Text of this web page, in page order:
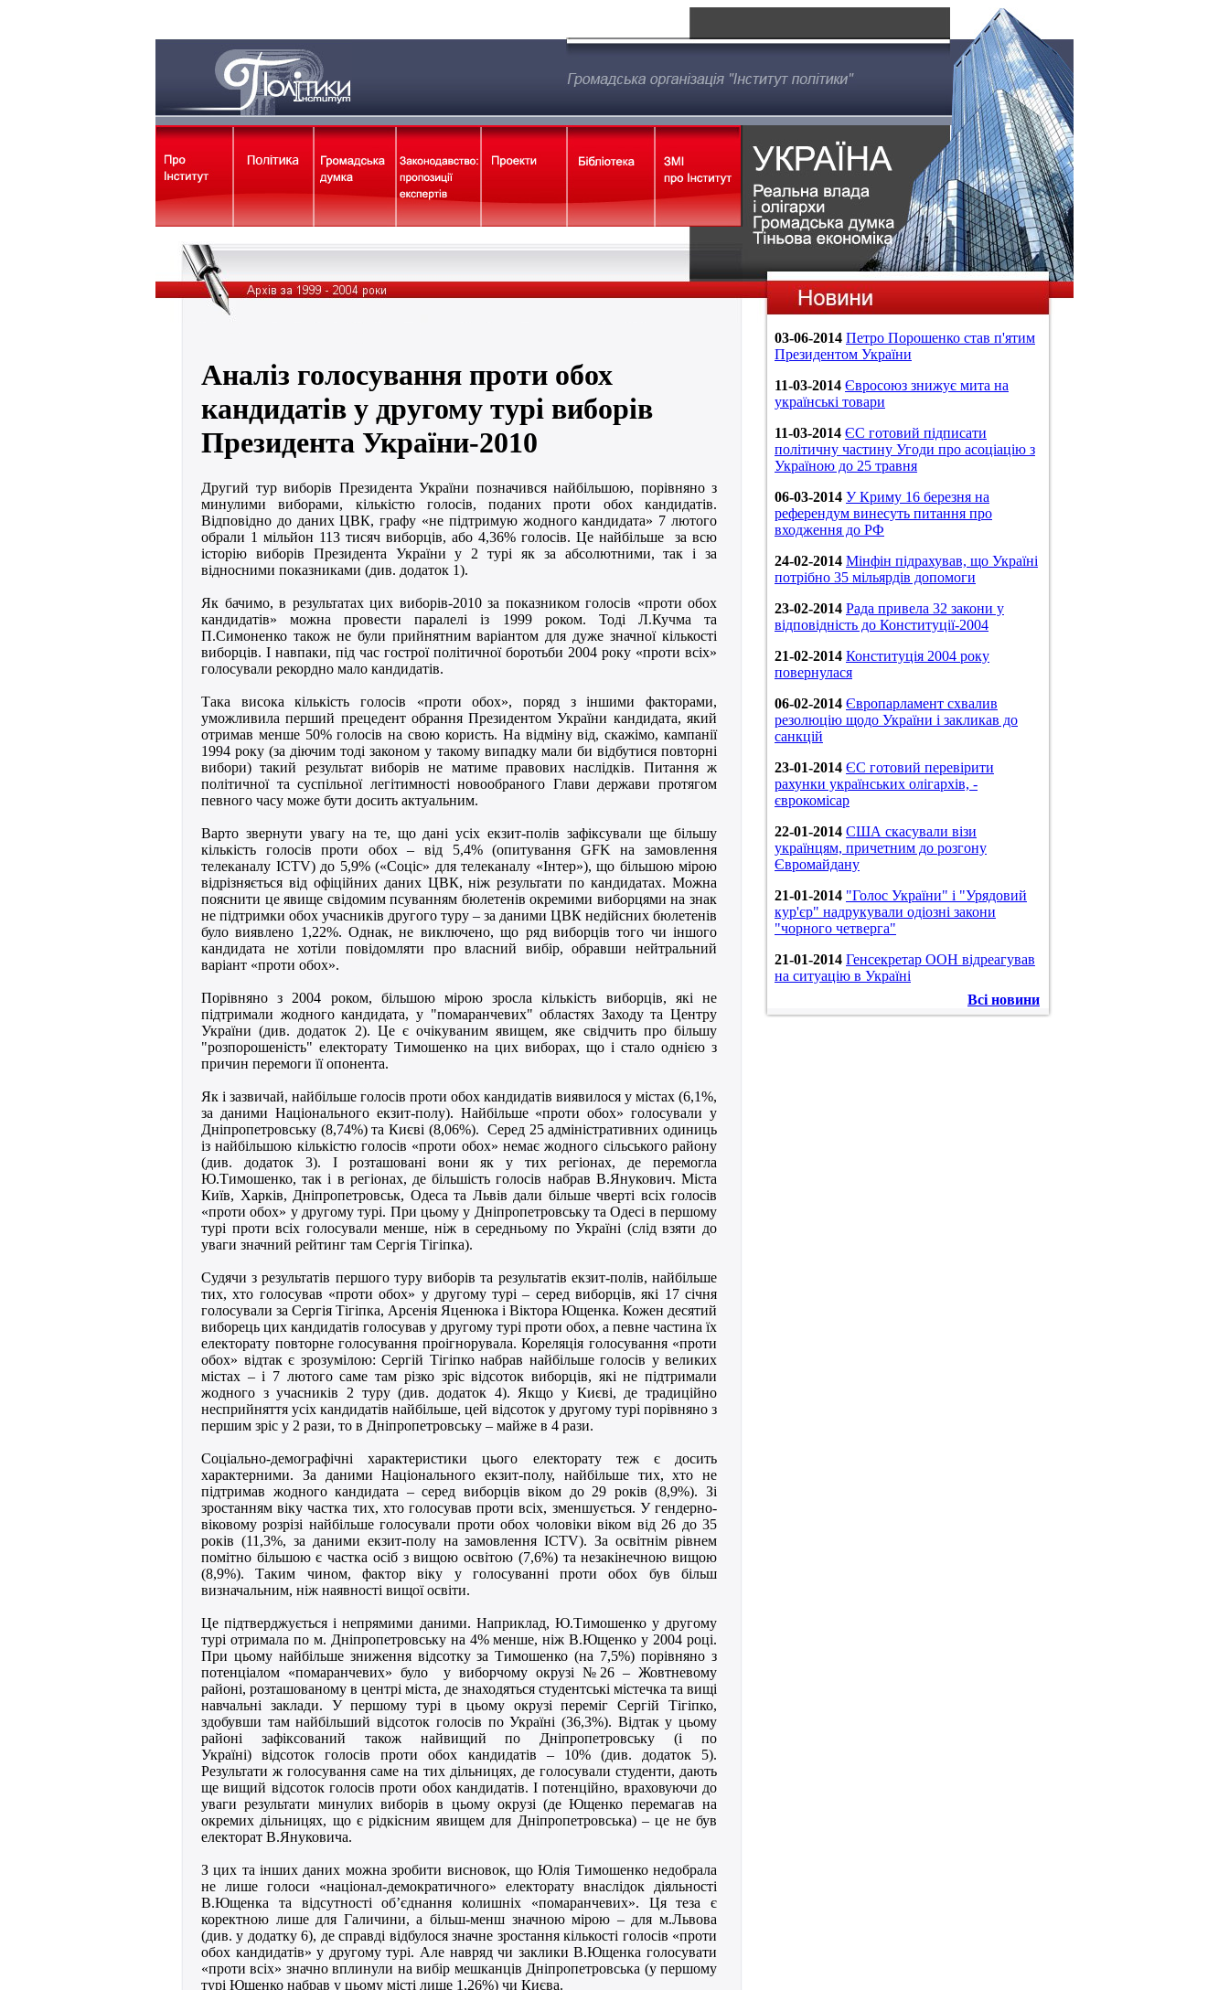
Аналіз голосування проти обох
кандидатів у другому турі виборів
Президента України-2010
Другий тур виборів Президента України позначився найбільшою, порівняно з
минулими виборами, кількістю голосів, поданих проти обох кандидатів.
Відповідно до даних ЦВК, графу «не підтримую жодного кандидата» 7 лютого
обрали 1 мільйон 113 тисяч виборців, або 4,36% голосів. Це найбільше за всю
історію виборів Президента України у 2 турі як за абсолютними, так і за
відносними показниками (див. додаток 1).
Як бачимо, в результатах цих виборів-2010 за показником голосів «проти обох
кандидатів» можна провести паралелі із 1999 роком. Тоді Л.Кучма та
П.Симоненко також не були прийнятним варіантом для дуже значної кількості
виборців. І навпаки, під час гострої політичної боротьби 2004 року «проти всіх»
голосували рекордно мало кандидатів.
Така висока кількість голосів «проти обох», поряд з іншими факторами,
уможливила перший прецедент обрання Президентом України кандидата, який
отримав менше 50% голосів на свою користь. На відміну від, скажімо, кампанії
1994 року (за діючим тоді законом у такому випадку мали би відбутися повторні
вибори) такий результат виборів не матиме правових наслідків. Питання ж
політичної та суспільної легітимності новообраного Глави держави протягом
певного часу може бути досить актуальним.
Варто звернути увагу на те, що дані усіх екзит-полів зафіксували ще більшу
кількість голосів проти обох – від 5,4% (опитування GFK на замовлення
телеканалу ICTV) до 5,9% («Соціс» для телеканалу «Інтер»), що більшою мірою
відрізняється від офіційних даних ЦВК, ніж результати по кандидатах. Можна
пояснити це явище свідомим псуванням бюлетенів окремими виборцями на знак
не підтримки обох учасників другого туру – за даними ЦВК недійсних бюлетенів
було виявлено 1,22%. Однак, не виключено, що ряд виборців того чи іншого
кандидата не хотіли повідомляти про власний вибір, обравши нейтральний
варіант «проти обох».
Порівняно з 2004 роком, більшою мірою зросла кількість виборців, які не
підтримали жодного кандидата, у "помаранчевих" областях Заходу та Центру
України (див. додаток 2). Це є очікуваним явищем, яке свідчить про більшу
"розпорошеність" електорату Тимошенко на цих виборах, що і стало однією з
причин перемоги її опонента.
Як і зазвичай, найбільше голосів проти обох кандидатів виявилося у містах (6,1%,
за даними Національного екзит-полу). Найбільше «проти обох» голосували у
Дніпропетровську (8,74%) та Києві (8,06%). Серед 25 адміністративних одиниць
із найбільшою кількістю голосів «проти обох» немає жодного сільського району
(див. додаток 3). І розташовані вони як у тих регіонах, де перемогла
Ю.Тимошенко, так і в регіонах, де більшість голосів набрав В.Янукович. Міста
Київ, Харків, Дніпропетровськ, Одеса та Львів дали більше чверті всіх голосів
«проти обох» у другому турі. При цьому у Дніпропетровську та Одесі в першому
турі проти всіх голосували менше, ніж в середньому по Україні (слід взяти до
уваги значний рейтинг там Сергія Тігіпка).
Судячи з результатів першого туру виборів та результатів екзит-полів, найбільше
тих, хто голосував «проти обох» у другому турі – серед виборців, які 17 січня
голосували за Сергія Тігіпка, Арсенія Яценюка і Віктора Ющенка. Кожен десятий
виборець цих кандидатів голосував у другому турі проти обох, а певне частина їх
електорату повторне голосування проігнорувала. Кореляція голосування «проти
обох» відтак є зрозумілою: Сергій Тігіпко набрав найбільше голосів у великих
містах – і 7 лютого саме там різко зріс відсоток виборців, які не підтримали
жодного з учасників 2 туру (див. додаток 4). Якщо у Києві, де традиційно
несприйняття усіх кандидатів найбільше, цей відсоток у другому турі порівняно з
першим зріс у 2 рази, то в Дніпропетровську – майже в 4 рази.
Соціально-демографічні характеристики цього електорату теж є досить
характерними. За даними Національного екзит-полу, найбільше тих, хто не
підтримав жодного кандидата – серед виборців віком до 29 років (8,9%). Зі
зростанням віку частка тих, хто голосував проти всіх, зменшується. У гендерно-
віковому розрізі найбільше голосували проти обох чоловіки віком від 26 до 35
років (11,3%, за даними екзит-полу на замовлення ІCTV). За освітнім рівнем
помітно більшою є частка осіб з вищою освітою (7,6%) та незакінечною вищою
(8,9%). Таким чином, фактор віку у голосуванні проти обох був більш
визначальним, ніж наявності вищої освіти.
Це підтверджується і непрямими даними. Наприклад, Ю.Тимошенко у другому
турі отримала по м. Дніпропетровську на 4% менше, ніж В.Ющенко у 2004 році.
При цьому найбільше зниження відсотку за Тимошенко (на 7,5%) порівняно з
потенціалом «помаранчевих» було у виборчому окрузі №26 – Жовтневому
районі, розташованому в центрі міста, де знаходяться студентські містечка та вищі
навчальні заклади. У першому турі в цьому окрузі переміг Сергій Тігіпко,
здобувши там найбільший відсоток голосів по Україні (36,3%). Відтак у цьому
районі зафіксований також найвищий по Дніпропетровську (і по
Україні) відсоток голосів проти обох кандидатів – 10% (див. додаток 5).
Результати ж голосування саме на тих дільницях, де голосували студенти, дають
ще вищий відсоток голосів проти обох кандидатів. І потенційно, враховуючи до
уваги результати минулих виборів в цьому окрузі (де Ющенко перемагав на
окремих дільницях, що є рідкісним явищем для Дніпропетровська) – це не був
електорат В.Януковича.
З цих та інших даних можна зробити висновок, що Юлія Тимошенко недобрала
не лише голоси «націонал-демократичного» електорату внаслідок діяльності
В.Ющенка та відсутності об’єднання колишніх «помаранчевих». Ця теза є
коректною лише для Галичини, а більш-менш значною мірою – для м.Львова
(див. у додатку 6), де справді відбулося значне зростання кількості голосів «проти
обох кандидатів» у другому турі. Але навряд чи заклики В.Ющенка голосувати
«проти всіх» значно вплинули на вибір мешканців Дніпропетровська (у першому
турі Ющенко набрав у цьому місті лише 1,26%) чи Києва.
03-06-2014 Петро Порошенко став п'ятим
Президентом України
11-03-2014 Євросоюз знижує мита на
українські товари
11-03-2014 ЄС готовий підписати
політичну частину Угоди про асоціацію з
Україною до 25 травня
06-03-2014 У Криму 16 березня на
референдум винесуть питання про
входження до РФ
24-02-2014 Мінфін підрахував, що Україні
потрібно 35 мільярдів допомоги
23-02-2014 Рада привела 32 закони у
відповідність до Конституції-2004
21-02-2014 Конституція 2004 року
повернулася
06-02-2014 Європарламент схвалив
резолюцію щодо України і закликав до
санкцій
23-01-2014 ЄС готовий перевірити
рахунки українських олігархів, -
єврокомісар
22-01-2014 США скасували візи
українцям, причетним до розгону
Євромайдану
21-01-2014 "Голос України" і "Урядовий
кур'єр" надрукували одіозні закони
"чорного четверга"
21-01-2014 Генсекретар ООН відреагував
на ситуацію в Україні
Всі новини